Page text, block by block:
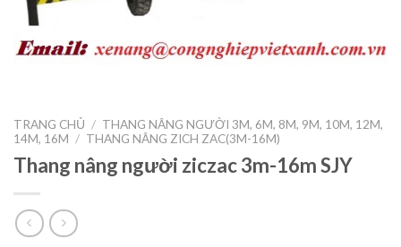
TRANG CHỦ / THANG NÂNG NGƯỜI 3M, 6M, 8M, 9M, 10M, 12M,
14M, 16M / THANG NÂNG ZICH ZAC(3M-16M)
Thang nâng người ziczac 3m-16m SJY